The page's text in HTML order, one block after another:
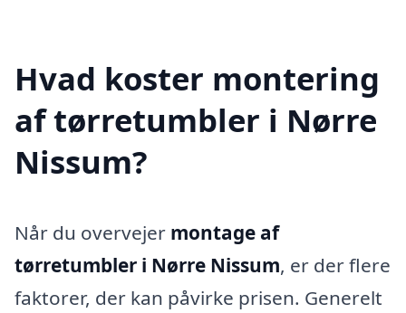
Hvad koster montering
af tørretumbler i Nørre
Nissum?
Når du overvejer montage af
tørretumbler i Nørre Nissum, er der flere
faktorer, der kan påvirke prisen. Generelt